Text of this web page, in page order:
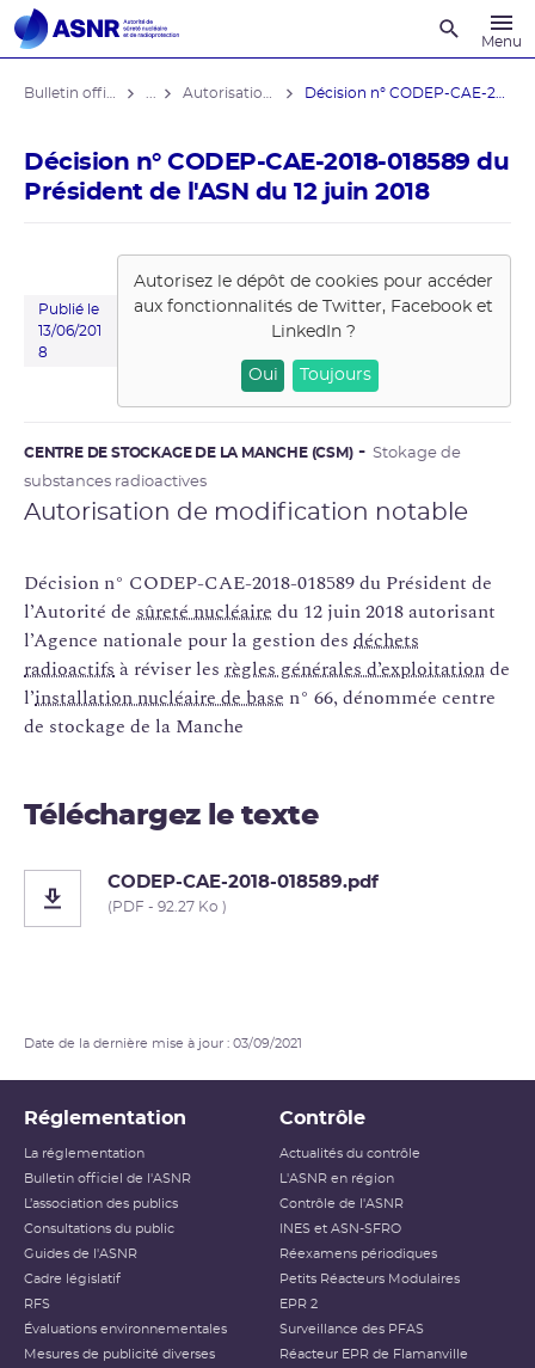
Menu
Décision n° CODEP-CAE-2018-018589 du
Président de l'ASN du 12 juin 2018
Publié le
13/06/201
8
Autorisez le dépôt de cookies pour accéder
aux fonctionnalités deTwitter, Facebook et
LinkedIn ?
Oui Toujours
CENTRE DE STOCKAGE DE LA MANCHE (CSM)
Stokage de
substances radioactives
Autorisation de modification notable
Décision n° CODEP-CAE-2018-018589 du Président de
l’Autorité de sûreté nucléaire du 12 juin 2018 autorisant
l’Agence nationale pour la gestion des déchets
radioactifsà réviser les règles générales d’exploitationde
l’installation nucléaire de base n° 66, dénommée centre
de stockage de la Manche
Téléchargez le texte
CODEP-CAE-2018-018589.pdf
(PDF - 92.27 Ko )
Date de la dernière mise à jour : 03/09/2021
Réglementation
La réglementation
Bulletin officiel de l'ASNR
L’association des publics
Consultations du public
Guides de l'ASNR
Cadre législatif
RFS
Évaluations environnementales
Mesures de publicité diverses
Contrôle
Actualités du contrôle
L'ASNR en région
Contrôle de l'ASNR
INES et ASN-SFRO
Réexamens périodiques
Petits Réacteurs Modulaires
EPR 2
Surveillance des PFAS
Réacteur EPR de Flamanville